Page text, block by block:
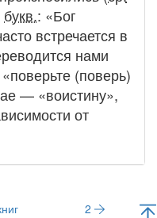
букв.: «Бог
встречается в
нами
(поверь)
— «воистину»,
от
2